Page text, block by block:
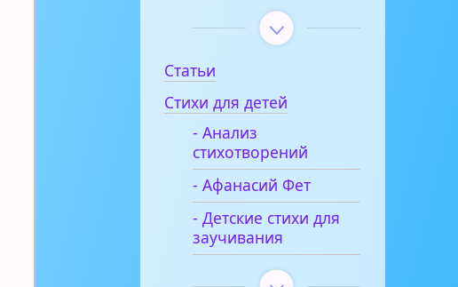
Статьи
Стихи для детей
- Анализ
стихотворений
- Афанасий Фет
- Детские стихи для
заучивания